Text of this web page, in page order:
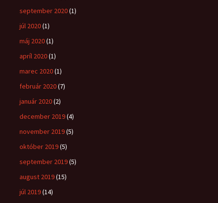
september 2020(1)
júl 2020(1)
máj 2020(1)
apríl 2020(1)
marec 2020(1)
február 2020(7)
január 2020(2)
december 2019(4)
november 2019(5)
október 2019(5)
september 2019(5)
august 2019(15)
júl 2019(14)